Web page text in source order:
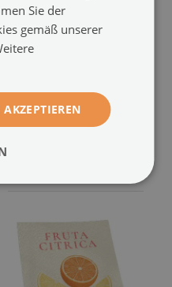
Kunstdruck leinwand
auf geometrischem
(#plaip-00294329)
Sie der
gemäß unserer